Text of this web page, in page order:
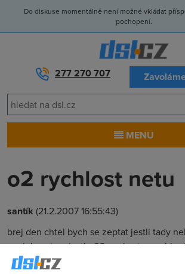
Do diskuse momentálně není možné vkládat
pochopení.
277 270 707
MENU
o2 rychlost netu
santík (21.2.2007 16:55:43)
brej den chtel bych se zeptat jestli tady
novinky o tom jestlo 02 nechysta
tomu bylo tuším minuly rok v červnu diky